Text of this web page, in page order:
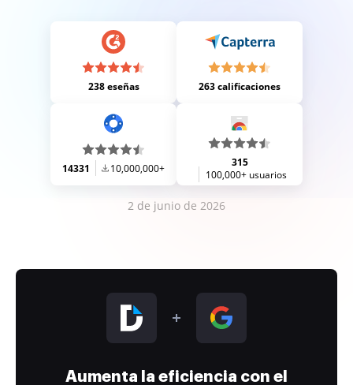
238 eseñas 263 calificaciones
14331 10,000,000+
315
100,000+ usuarios
2 de junio de 2026
Aumenta la eficiencia con el